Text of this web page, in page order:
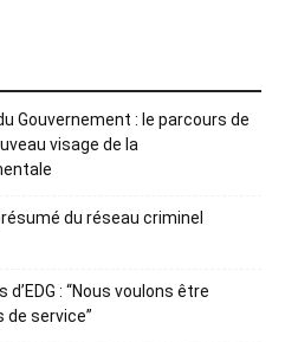
Gouvernement : le parcours de
visage de la
du réseau criminel
: “Nous voulons être
de service”